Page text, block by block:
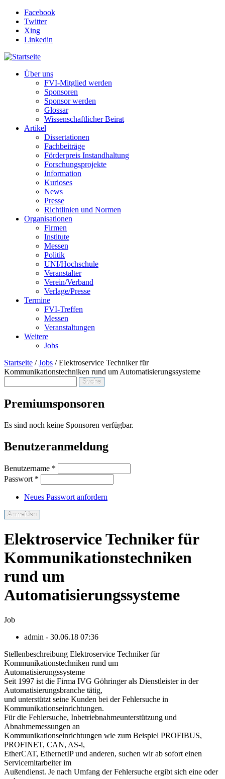
Direkt zum Inhalt
Facebook
Twitter
Xing
Linkedin
Über uns
FVI-Mitglied werden
Sponsoren
Sponsor werden
Glossar
Wissenschaftlicher Beirat
Artikel
Dissertationen
Fachbeiträge
Förderpreis Instandhaltung
Forschungsprojekte
Information
Kurioses
News
Presse
Richtlinien und Normen
Organisationen
Firmen
Institute
Messen
Politik
UNI/Hochschule
Veranstalter
Verein/Verband
Verlage/Presse
Termine
FVI-Treffen
Messen
Veranstaltungen
Weitere
Jobs
Startseite /Jobs /Elektroservice Techniker für
Kommunikationstechniken rund um Automatisierungssysteme
Premiumsponsoren
Es sind noch keine Sponsoren verfügbar.
Benutzeranmeldung
Benutzername *
Passwort *
Neues Passwort anfordern
Elektroservice Techniker für
Kommunikationstechniken
rund um
Automatisierungssysteme
Job
admin - 30.06.18 07:36
Stellenbeschreibung Elektroservice Techniker für
Kommunikationstechniken rund um
Automatisierungssysteme
Seit 1997 ist die Firma IVG Göhringer als Dienstleister in der
Automatisierungsbranche tätig,
und unterstützt seine Kunden bei der Fehlersuche in
Kommunikationseinrichtungen.
Für die Fehlersuche, Inbetriebnahmeunterstützung und
Abnahmemessungen an
Kommunikationseinrichtungen wie zum Beispiel PROFIBUS,
PROFINET, CAN, AS-i,
EtherCAT, EthernetIP und anderen, suchen wir ab sofort einen
Servicemitarbeiter im
Außendienst. Je nach Umfang der Fehlersuche ergibt sich eine oder